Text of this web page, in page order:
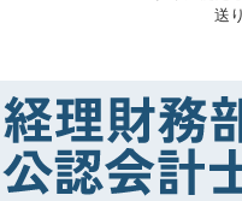
送